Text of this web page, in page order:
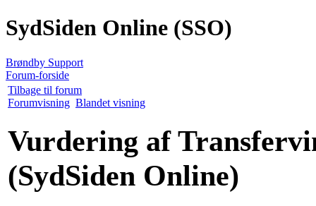
SydSiden Online (SSO)
Brøndby Support
Forum-forside
Tilbage til forum
Forumvisning Blandet visning
Vurdering af
(SydSiden Online)